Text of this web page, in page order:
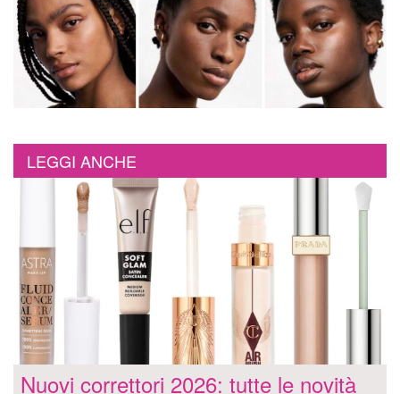
LEGGI ANCHE
Nuovi correttori 2026: tutte le novità